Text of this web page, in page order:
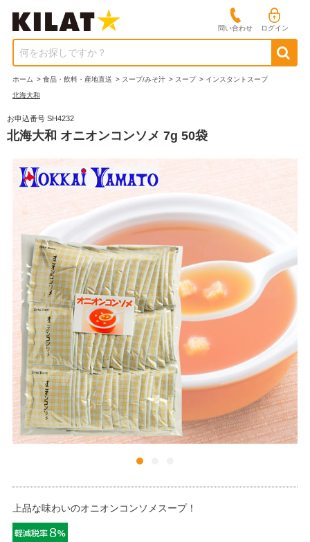
問い合わせ ログイン
何をお探しですか？
ホーム > 食品・飲料・産地直送 > スープ/みそ汁 > スープ > インスタントスープ
北海大和
お申込番号 SH4232
北海大和 オニオンコンソメ 7g 50袋
上品な味わいのオニオンコンソメスープ！